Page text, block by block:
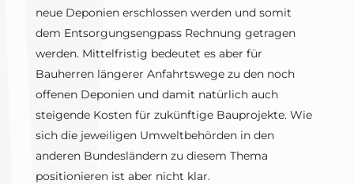
neue Deponien erschlossen werden und somit
dem Entsorgungsengpass Rechnung getragen
werden. Mittelfristig bedeutet es aber für
Bauherren längerer Anfahrtswege zu den noch
offenen Deponien und damit natürlich auch
steigende Kosten für zukünftige Bauprojekte. Wie
sich die jeweiligen Umweltbehörden in den
anderen Bundesländern zu diesem Thema
positionieren ist aber nicht klar.